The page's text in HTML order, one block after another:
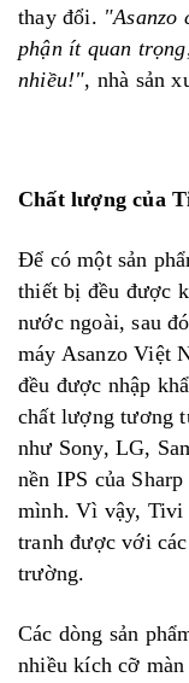
thay đổi. "Asanzo
phận ít quan
nhiều!", nhà sản
Chất lượng của
Để có một sản
thiết bị đều được
nước ngoài, sau
máy Asanzo Việt
đều được nhập
chất lượng tương
như Sony, LG,
nền IPS của
mình. Vì vậy, Tivi
tranh được với
trường.
Các dòng sản
nhiều kích cỡ